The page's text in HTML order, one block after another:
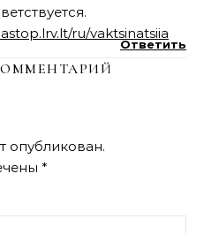
ru/vaktsinatsiia
Ответить
опубликован.
*